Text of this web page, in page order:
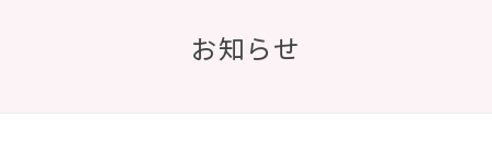
お知らせ